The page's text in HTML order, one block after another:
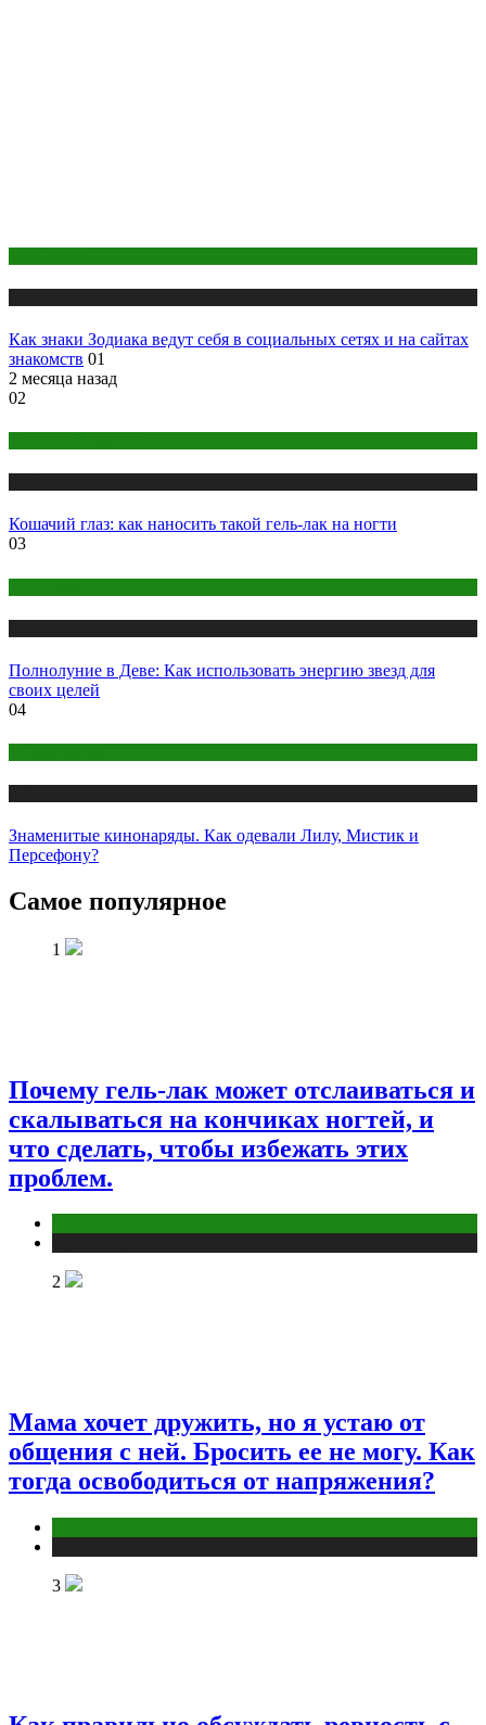
Как знаки Зодиака ведут себя в социальных сетях и на сайтах
знакомств 01
2 месяца назад
02
Кошачий глаз: как наносить такой гель-лак на ногти
03
Полнолуние в Деве: Как использовать энергию звезд для
своих целей
04
Знаменитые кинонаряды. Как одевали Лилу, Мистик и
Персефону?
Самое популярное
1
Почему гель-лак может отслаиваться и
скалываться на кончиках ногтей, и
что сделать, чтобы избежать этих
проблем.
2
Мама хочет дружить, но я устаю от
общения с ней. Бросить ее не могу. Как
тогда освободиться от напряжения?
3